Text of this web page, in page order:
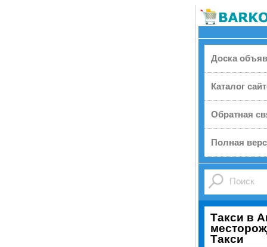
Доска
Каталог
Обратная
Полная
Такси в
Такси